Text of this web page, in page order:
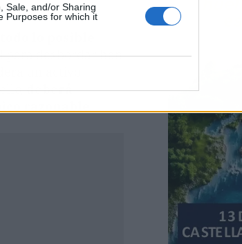
Sale, and/or Sharing
Purposes for which it
para desbordar han
un activo
deberá
razonable